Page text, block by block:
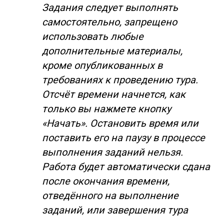
Задания следует выполнять
самостоятельно, запрещено
использовать любые
дополнительные материалы,
кроме опубликованных в
требованиях к проведению тура.
Отсчёт времени начнется, как
только вы нажмете кнопку
«Начать». Остановить время или
поставить его на паузу в процессе
выполнения заданий нельзя.
Работа будет автоматически сдана
после окончания времени,
отведённого на выполнение
заданий, или завершения тура